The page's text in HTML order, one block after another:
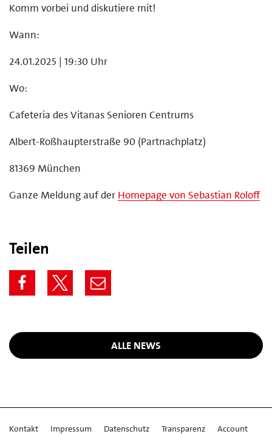
Komm vorbei und diskutiere mit!
Wann:
24.01.2025 | 19:30 Uhr
Wo:
Cafeteria des Vitanas Senioren Centrums
Albert-Roßhaupterstraße 90 (Partnachplatz)
81369 München
Ganze Meldung auf der Homepage von Sebastian Roloff
Teilen
ALLE NEWS
Kontakt Impressum Datenschutz Transparenz Account